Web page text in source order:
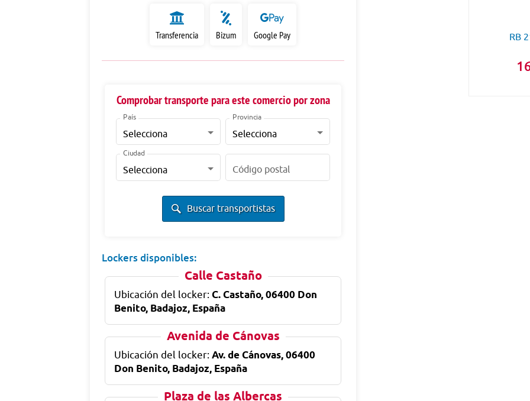
Transferencia Bizum Google Pay
Comprobar transporte para este comercio por zona
País Provincia
Ciudad
Código postal
Buscar transportistas
Lockers disponibles:
Calle Castaño
Ubicación del locker: C. Castaño, 06400 Don
Benito, Badajoz, España
Avenida de Cánovas
Ubicación del locker: Av. de Cánovas, 06400
Don Benito, Badajoz, España
Plaza de las Albercas
RB